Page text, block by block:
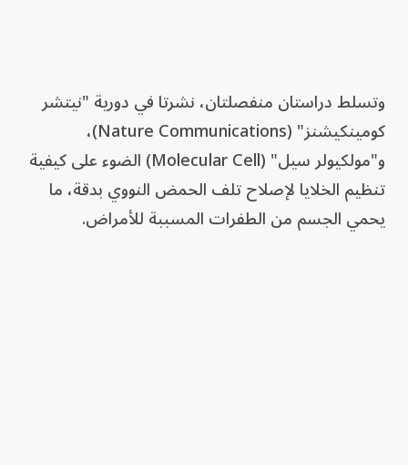
وتسلط دراستان منفصلتان، نشرتا في دورية "نيتشر
كومينكيشنز" (Nature Communications)،
و"مولكيولر سيل" (Molecular Cell) الضوء على كيفية
تنظيم الخلايا لإصلاح تلف الحمض النووي بدقة، ما
يحمي الجسم من الطفرات المسببة للأمراض.